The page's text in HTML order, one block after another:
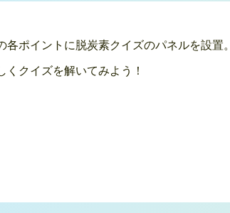
各ポイントに脱炭素クイズのパネルを設置。
くクイズを解いてみよう！